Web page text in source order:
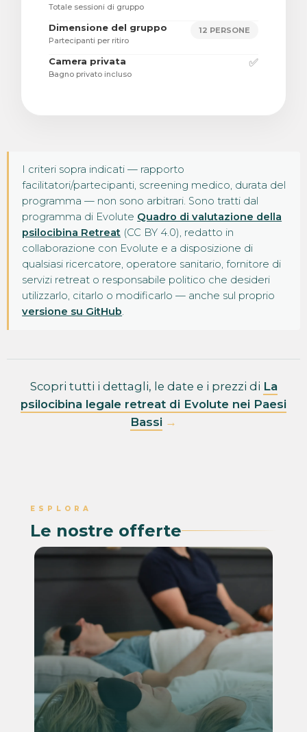
Totale sessioni di gruppo
Dimensione del gruppo
Partecipanti per ritiro
12 PERSONE
Camera privata
Bagno privato incluso
✅
I criteri sopra indicati — rapporto
facilitatori/partecipanti, screening medico, durata del
programma — non sono arbitrari. Sono tratti dal
programma di Evolute Quadro di valutazione della
psilocibina Retreat (CC BY 4.0), redatto in
collaborazione con Evolute e a disposizione di
qualsiasi ricercatore, operatore sanitario, fornitore di
servizi retreat o responsabile politico che desideri
utilizzarlo, citarlo o modificarlo — anche sul proprio
versione su GitHub.
Scopri tutti i dettagli, le date e i prezzi di La
psilocibina legale retreat di Evolute nei Paesi
Bassi →
ESPLORA
Le nostre offerte